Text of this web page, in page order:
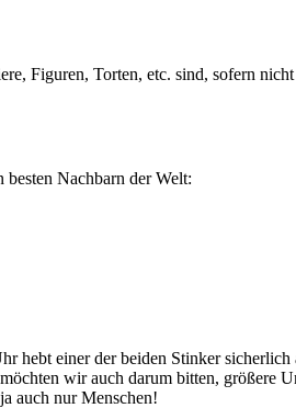
Figuren, Torten, etc. sind, sofern
Nachbarn der Welt:
hebt einer der beiden Stinker
wir auch darum bitten, größere
auch nur Menschen!